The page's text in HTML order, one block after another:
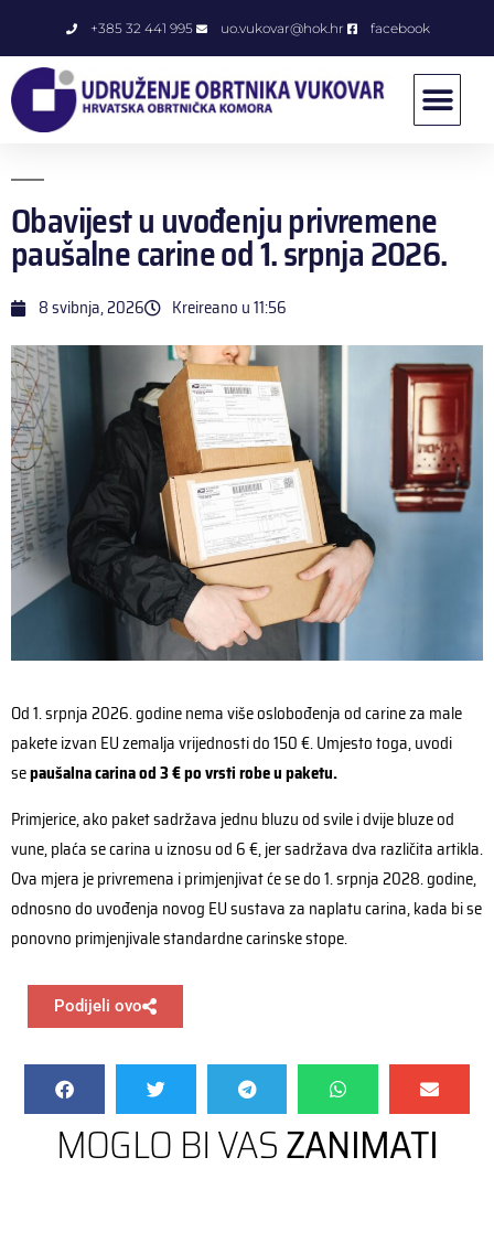
+385 32 441 995 uo.vukovar@hok.hr facebook
Obavijest u uvođenju privremene
paušalne carine od 1. srpnja 2026.
8 svibnja, 2026 Kreireano u11:56
Od 1. srpnja 2026. godine nema više oslobođenja od carine za male
pakete izvan EU zemalja vrijednosti do 150 €. Umjesto toga, uvodi
sepaušalna carina od 3 € po vrsti robe u paketu.
Primjerice, ako paket sadržava jednu bluzu od svile i dvije bluze od
vune, plaća se carina u iznosu od 6 €, jer sadržava dva različita artikla.
Ova mjera je privremena i primjenjivat će se do 1. srpnja 2028. godine,
odnosno do uvođenja novog EU sustava za naplatu carina, kada bi se
ponovno primjenjivale standardne carinske stope.
Podijeli ovo
MOGLO BI VASZANIMATI